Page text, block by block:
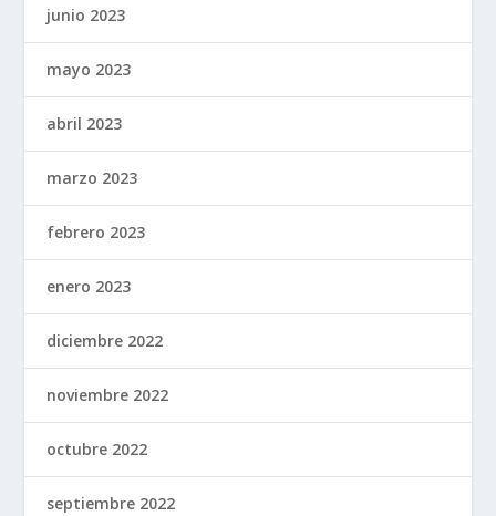
junio 2023
mayo 2023
abril 2023
marzo 2023
febrero 2023
enero 2023
diciembre 2022
noviembre 2022
octubre 2022
septiembre 2022